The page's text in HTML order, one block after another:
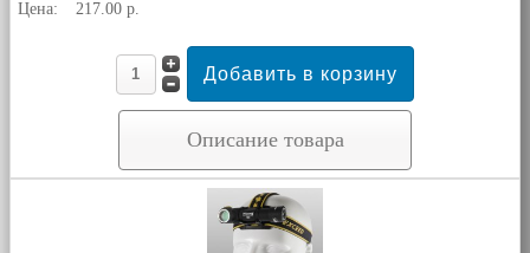
Цена: 217.00 р.
Описание товара